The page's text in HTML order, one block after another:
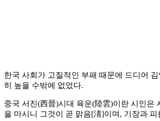
한국 사회가 고질적인 부패 때문에 드디어
히 높을 수밖에 없었다.
중국 서진(西晉)시대 육운(陸雲)이란 시인은
을 마시니 그것이 곧 맑음[淸]이며, 기장과